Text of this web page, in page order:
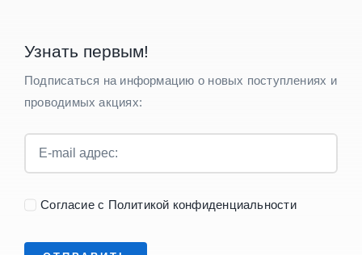
Узнать первым!
Подписаться на информацию о новых поступлениях и
проводимых акциях:
Согласие с Политикой конфиденциальности